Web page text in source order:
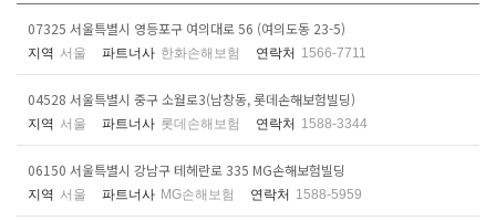
07325 서울특별시 영등포구 여의대로 56 (여의도동 23-5)
지역 서울 파트너사 한화손해보험 연락처 1566-7711
04528 서울특별시 중구 소월로3(남창동, 롯데손해보험빌딩)
지역 서울 파트너사 롯데손해보험 연락처 1588-3344
06150 서울특별시 강남구 테헤란로 335 MG손해보험빌딩
지역 서울 파트너사 MG손해보험 연락처 1588-5959